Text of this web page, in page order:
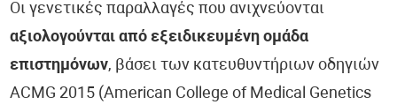
Οι γενετικές παραλλαγές που ανιχνεύονται
αξιολογούνται από εξειδικευμένη ομάδα
επιστημόνων, βάσει των κατευθυντήριων οδηγιών
ACMG 2015 (American College of Medical Genetics